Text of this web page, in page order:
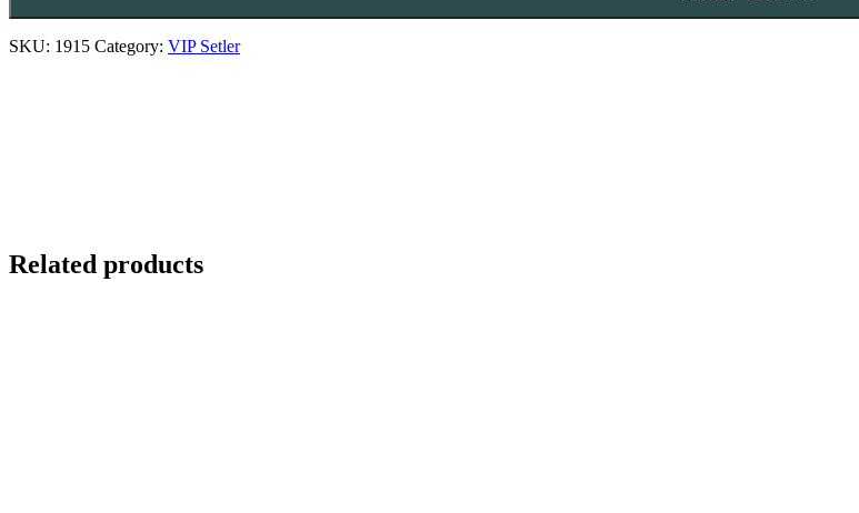
SKU: 1915 Category: VIP Setler
Related products